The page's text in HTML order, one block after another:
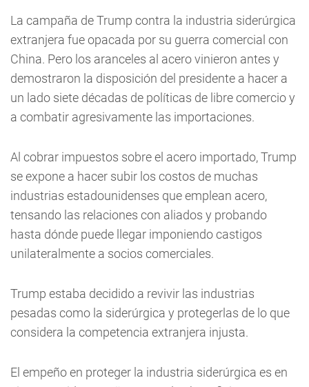
La campaña de Trump contra la industria siderúrgica
extranjera fue opacada por su guerra comercial con
China. Pero los aranceles al acero vinieron antes y
demostraron la disposición del presidente a hacer a
un lado siete décadas de políticas de libre comercio y
a combatir agresivamente las importaciones.
Al cobrar impuestos sobre el acero importado, Trump
se expone a hacer subir los costos de muchas
industrias estadounidenses que emplean acero,
tensando las relaciones con aliados y probando
hasta dónde puede llegar imponiendo castigos
unilateralmente a socios comerciales.
Trump estaba decidido a revivir las industrias
pesadas como la siderúrgica y protegerlas de lo que
considera la competencia extranjera injusta.
El empeño en proteger la industria siderúrgica es en